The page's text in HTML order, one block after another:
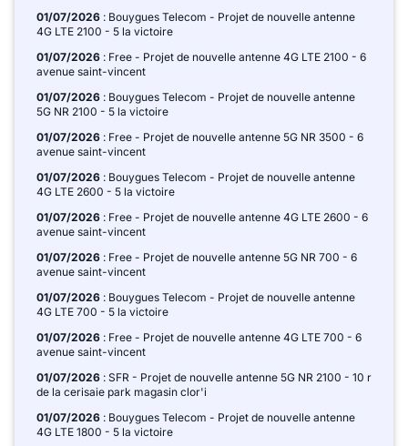
01/07/2026 : Bouygues Telecom - Projet de nouvelle antenne
4G LTE 2100 - 5 la victoire
01/07/2026 : Free - Projet de nouvelle antenne 4G LTE 2100 - 6
avenue saint-vincent
01/07/2026 : Bouygues Telecom - Projet de nouvelle antenne
5G NR 2100 - 5 la victoire
01/07/2026 : Free - Projet de nouvelle antenne 5G NR 3500 - 6
avenue saint-vincent
01/07/2026 : Bouygues Telecom - Projet de nouvelle antenne
4G LTE 2600 - 5 la victoire
01/07/2026 : Free - Projet de nouvelle antenne 4G LTE 2600 - 6
avenue saint-vincent
01/07/2026 : Free - Projet de nouvelle antenne 5G NR 700 - 6
avenue saint-vincent
01/07/2026 : Bouygues Telecom - Projet de nouvelle antenne
4G LTE 700 - 5 la victoire
01/07/2026 : Free - Projet de nouvelle antenne 4G LTE 700 - 6
avenue saint-vincent
01/07/2026 : SFR - Projet de nouvelle antenne 5G NR 2100 - 10 r
de la cerisaie park magasin clor'i
01/07/2026 : Bouygues Telecom - Projet de nouvelle antenne
4G LTE 1800 - 5 la victoire